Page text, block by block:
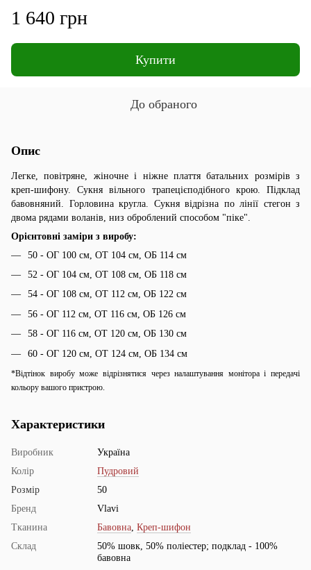
1 640 грн
Купити
До обраного
Опис
Легке, повітряне, жіночне і ніжне плаття батальних розмірів з
креп-шифону. Сукня вільного трапецієподібного крою. Підклад
бавовняний. Горловина кругла. Сукня відрізна по лінії стегон з
двома рядами воланів, низ оброблений способом "піке".
Орієнтовні заміри з виробу:
50 - ОГ 100 см, ОТ 104 см, ОБ 114 см
52 - ОГ 104 см, ОТ 108 см, ОБ 118 см
54 - ОГ 108 см, ОТ 112 см, ОБ 122 см
56 - ОГ 112 см, ОТ 116 см, ОБ 126 см
58 - ОГ 116 см, ОТ 120 см, ОБ 130 см
60 - ОГ 120 см, ОТ 124 см, ОБ 134 см
*Відтінок виробу може відрізнятися через налаштування монітора і передачі
кольору вашого пристрою.
Характеристики
Виробник
Україна
Колір
Пудровий
Розмір
50
Бренд
Vlavi
Тканина
Бавовна Креп-шифон
Склад
50% шовк, 50% поліестер; подклад - 100%
бавовна